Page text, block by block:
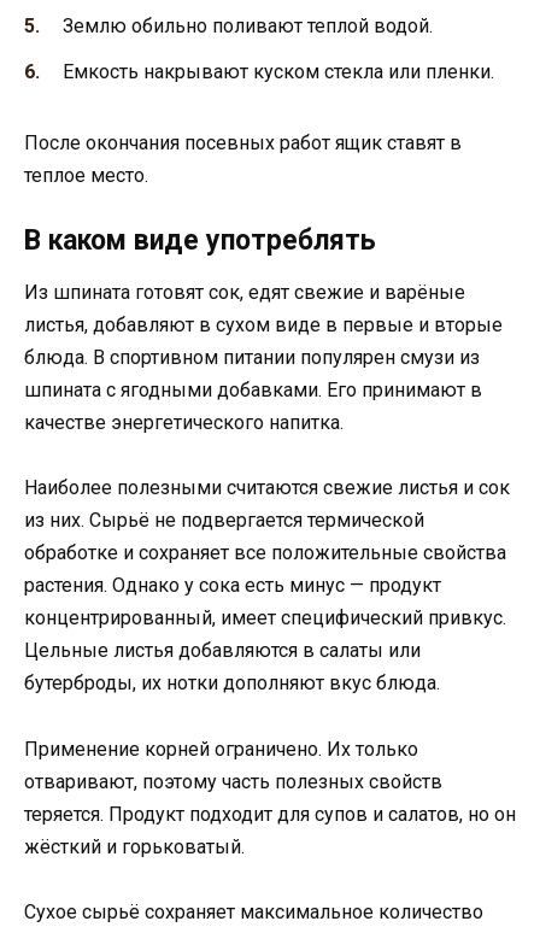
Землю обильно поливают теплой водой.
Емкость накрывают куском стекла или пленки.
После окончания посевных работ ящик ставят в
теплое место.
В каком виде употреблять
Из шпината готовят сок, едят свежие и варёные
листья, добавляют в сухом виде в первые и вторые
блюда. В спортивном питании популярен смузи из
шпината с ягодными добавками. Его принимают в
качестве энергетического напитка.
Наиболее полезными считаются свежие листья и сок
из них. Сырьё не подвергается термической
обработке и сохраняет все положительные свойства
растения. Однако у сока есть минус — продукт
концентрированный, имеет специфический привкус.
Цельные листья добавляются в салаты или
бутерброды, их нотки дополняют вкус блюда.
Применение корней ограничено. Их только
отваривают, поэтому часть полезных свойств
теряется. Продукт подходит для супов и салатов, но он
жёсткий и горьковатый.
Сухое сырьё сохраняет максимальное количество